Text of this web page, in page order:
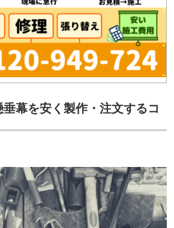
幕を安く製作・注文するコ